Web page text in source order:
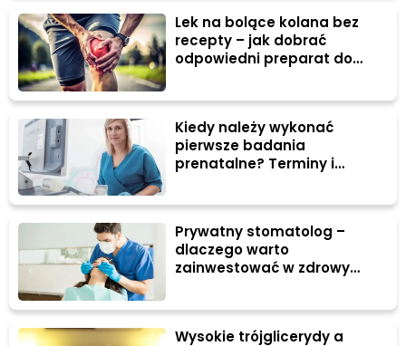
Lek na bolące kolana bez
recepty – jak dobrać
odpowiedni preparat do
Kiedy należy wykonać
pierwsze badania
prenatalne? Terminy i
Prywatny stomatolog –
dlaczego warto
zainwestować w zdrowy
Wysokie trójglicerydy a